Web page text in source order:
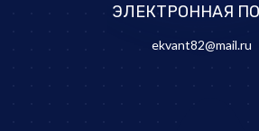
ЭЛЕКТРОННАЯ
ekvant82@mail.ru